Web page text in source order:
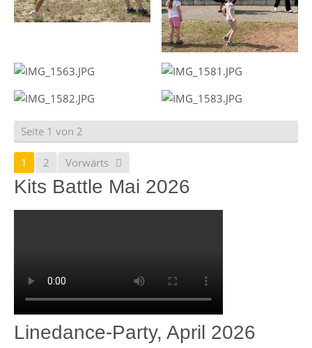
Seite 1 von 2
1 2 Vorwärts
Kits Battle Mai 2026
Linedance-Party, April 2026